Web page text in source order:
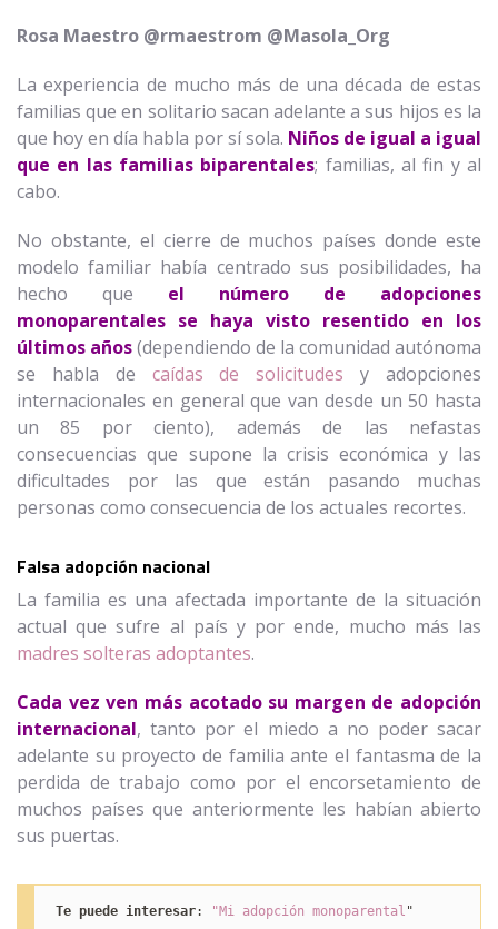
Rosa Maestro @rmaestrom @Masola_Org
La experiencia de mucho más de una década de estas
familias que en solitario sacan adelante a sus hijos es la
que hoy en día habla por sí sola. Niños de igual a igual
que en las familias biparentales; familias, al fin y al
cabo.
No obstante, el cierre de muchos países donde este
modelo familiar había centrado sus posibilidades, ha
hecho que el número de adopciones
monoparentales se haya visto resentido en los
últimos años(dependiendo de la comunidad autónoma
se habla de caídas de solicitudes y adopciones
internacionales en general que van desde un 50 hasta
un 85 por ciento), además de las nefastas
consecuencias que supone la crisis económica y las
dificultades por las que están pasando muchas
personas como consecuencia de los actuales recortes.
Falsa adopción nacional
La familia es una afectada importante de la situación
actual que sufre al país y por ende, mucho más las
madres solteras adoptantes.
Cada vez ven más acotado su margen de adopción
internacional, tanto por el miedo a no poder sacar
adelante su proyecto de familia ante el fantasma de la
perdida de trabajo como por el encorsetamiento de
muchos países que anteriormente les habían abierto
sus puertas.
Te puede interesar: "Mi adopción monoparental "